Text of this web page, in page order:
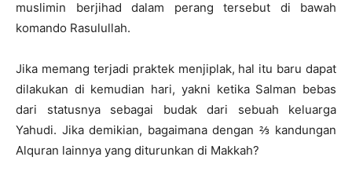
muslimin berjihad dalam perang tersebut di bawah
komando Rasulullah.
Jika memang terjadi praktek menjiplak, hal itu baru dapat
dilakukan di kemudian hari, yakni ketika Salman bebas
dari statusnya sebagai budak dari sebuah keluarga
Yahudi. Jika demikian, bagaimana dengan ⅔ kandungan
Alquran lainnya yang diturunkan di Makkah?